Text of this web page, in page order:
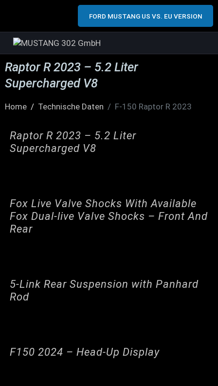
FORD MUSTANG US VS. EU VERSION
Raptor R 2023 – 5.2 Liter
Supercharged V8
Home Technische Daten F-150 Raptor R 2023
Raptor R 2023 – 5.2 Liter
Supercharged V8
Fox Live Valve Shocks With Available
Fox Dual-live Valve Shocks – Front And
Rear
5-Link Rear Suspension with Panhard
Rod
F150 2024 – Head-Up Display